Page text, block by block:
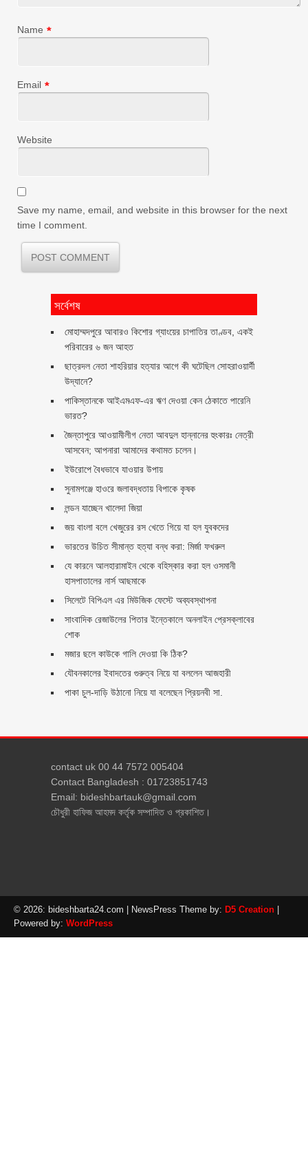
Name *
Email *
Website
Save my name, email, and website in this browser for the next
time I comment.
সর্বেশষ
মোহাম্মদপুরে আবারও কিশোর গ্যাংয়ের চাপাতির তাণ্ডব, একই
পরিবারের ৬ জন আহত
ছাত্রদল নেতা শাহরিয়ার হত্যার আগে কী ঘটেছিল সোহরাওয়ার্দী
উদ্যানে?
পাকিস্তানকে আইএমএফ-এর ঋণ দেওয়া কেন ঠেকাতে পারেনি
ভারত?
জৈন্তাপুরে আওয়ামীলীগ নেতা আবদুল হান্নানের হুংকারঃ নেত্রী
আসবেন; আপনারা আমাদের কথামত চলেন।
ইউরোপে বৈধভাবে যাওয়ার উপায়
সুনামগঞ্জে হাওরে জলাবদ্ধতায় বিপাকে কৃষক
লন্ডন যাচ্ছেন খালেদা জিয়া
জয় বাংলা বলে খেজুরের রস খেতে গিয়ে যা হল যুবকদের
ভারতের উচিত সীমান্ত হত্যা বন্ধ করা: মির্জা ফখরুল
যে কারনে আলহারামাইন থেকে বহিস্কার করা হল ওসমানী
হাসপাতালের নার্স আছমাকে
সিলেটে বিপিএল এর মিউজিক ফেস্টে অব্যবস্থাপনা
সাংবাদিক রেজাউলের পিতার ইন্তেকালে অনলাইন প্রেসক্লাবের
শোক
মজার ছলে কাউকে গালি দেওয়া কি ঠিক?
যৌবনকালের ইবাদতের গুরুত্ব নিয়ে যা বললেন আজহারী
পাকা চুল-দাড়ি উঠানো নিয়ে যা বলেছেন প্রিয়নবী সা.
contact uk 00 44 7572 005404
Contact Bangladesh : 01723851743
Email: bideshbartauk@gmail.com
চৌধুরী হাফিজ আহমদ কর্তৃক সম্পাদিত ও প্রকাশিত।
© 2026: bideshbarta24.com | NewsPress Theme by: D5 Creation
Powered by: WordPress